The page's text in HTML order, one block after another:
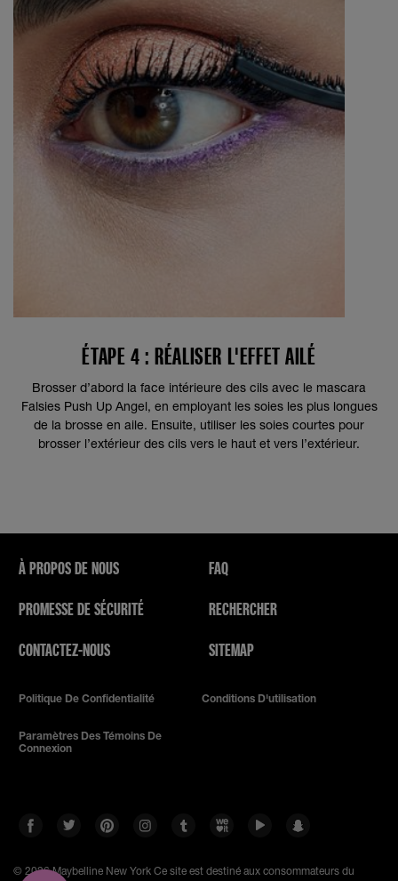
ÉTAPE 4 : RÉALISER L'EFFET AILÉ
Brosser d’abord la face intérieure des cils avec le mascara
Falsies Push Up Angel, en employant les soies les plus longues
de la brosse en aile. Ensuite, utiliser les soies courtes pour
brosser l’extérieur des cils vers le haut et vers l’extérieur.
À PROPOS DE NOUS
PROMESSE DE SÉCURITÉ
CONTACTEZ-NOUS
FAQ
RECHERCHER
SITEMAP
Politique De Confidentialité Conditions D'utilisation
Paramètres Des Témoins De
Connexion
© 2026 Maybelline New York Ce site est destiné aux consommateurs du